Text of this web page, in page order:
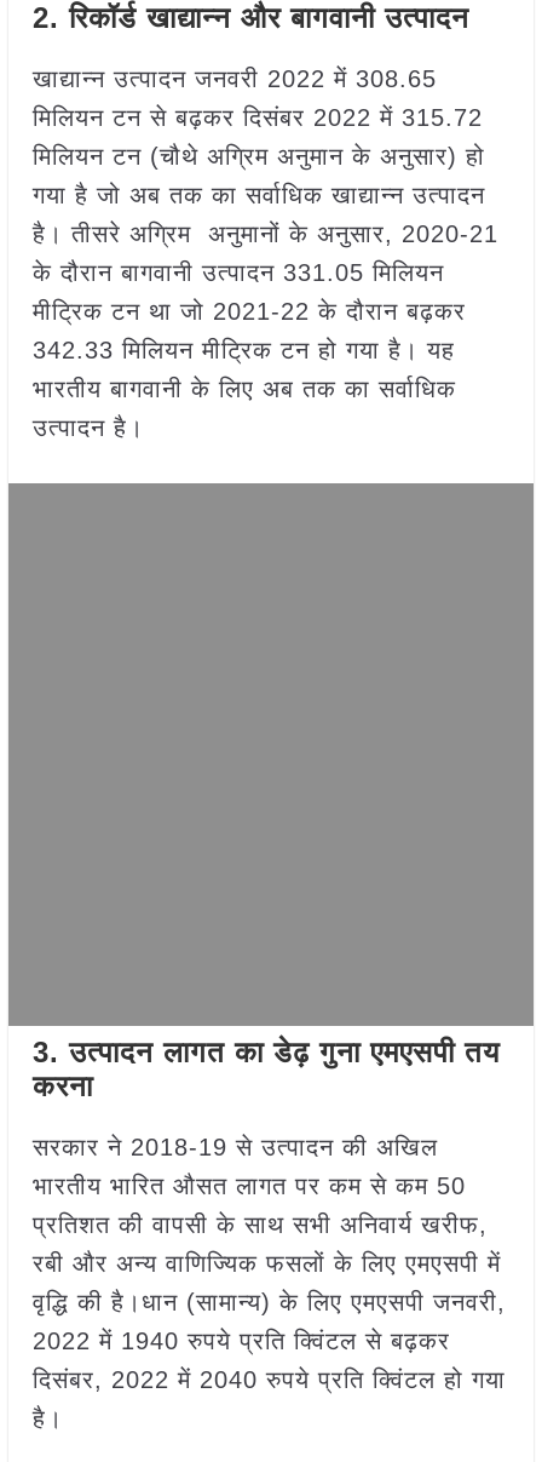
2.रिकॉर्ड खाद्यान्न और बागवानी उत्पादन
खाद्यान्न उत्पादन जनवरी 2022 में 308.65
मिलियन टन से बढ़कर दिसंबर 2022 में 315.72
मिलियन टन (चौथे अग्रिम अनुमान के अनुसार) हो
गया है जो अब तक का सर्वाधिक खाद्यान्न उत्पादन
है। तीसरे अग्रिम अनुमानों के अनुसार, 2020-21
के दौरान बागवानी उत्पादन 331.05 मिलियन
मीट्रिक टन था जो 2021-22 के दौरान बढ़कर
342.33 मिलियन मीट्रिक टन हो गया है। यह
भारतीय बागवानी के लिए अब तक का सर्वाधिक
उत्पादन है।
3.उत्पादन लागत का डेढ़ गुना एमएसपी तय
करना
सरकार ने 2018-19 से उत्पादन की अखिल
भारतीय भारित औसत लागत पर कम से कम 50
प्रतिशत की वापसी के साथ सभी अनिवार्य खरीफ,
रबी और अन्य वाणिज्यिक फसलों के लिए एमएसपी में
वृद्धि की है।धान (सामान्य) के लिए एमएसपी जनवरी,
2022 में 1940 रुपये प्रति क्विंटल से बढ़कर
दिसंबर, 2022 में 2040 रुपये प्रति क्विंटल हो गया
है।